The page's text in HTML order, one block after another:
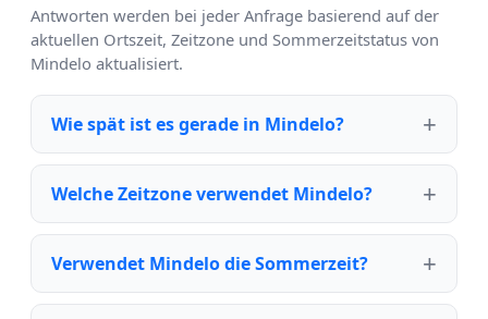
Antworten werden bei jeder Anfrage basierend auf der
aktuellen Ortszeit, Zeitzone und Sommerzeitstatus von
Mindelo aktualisiert.
Wie spät ist es gerade in Mindelo?
Welche Zeitzone verwendet Mindelo?
Verwendet Mindelo die Sommerzeit?